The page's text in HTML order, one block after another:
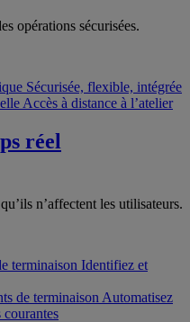
opérations sécurisées.
Sécurisée, flexible, intégrée
Accès à distance à l’atelier
réel
n’affectent les utilisateurs.
terminaison Identifiez et
de terminaison Automatisez
courantes